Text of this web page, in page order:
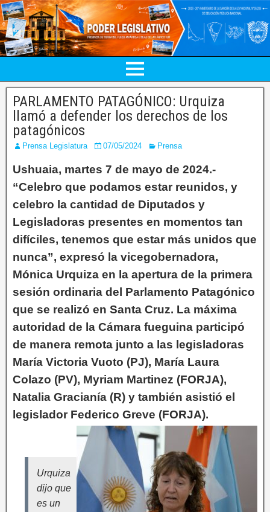
PARLAMENTO PATAGÓNICO: Urquiza
llamó a defender los derechos de los
patagónicos
Prensa Legislatura 07/05/2024 Prensa
Ushuaia, martes 7 de mayo de 2024.-
“Celebro que podamos estar reunidos, y
celebro la cantidad de Diputados y
Legisladoras presentes en momentos tan
difíciles, tenemos que estar más unidos que
nunca”, expresó la vicegobernadora,
Mónica Urquiza en la apertura de la primera
sesión ordinaria del Parlamento Patagónico
que se realizó en Santa Cruz. La máxima
autoridad de la Cámara fueguina participó
de manera remota junto a las legisladoras
María Victoria Vuoto (PJ), María Laura
Colazo (PV), Myriam Martinez (FORJA),
Natalia Gracianía (R) y también asistió el
legislador Federico Greve (FORJA).
Urquiza
dijo que
es un